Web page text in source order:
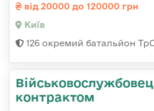
від 20000 до 120000 грн
Київ
126 окремий батальйон
контрактом